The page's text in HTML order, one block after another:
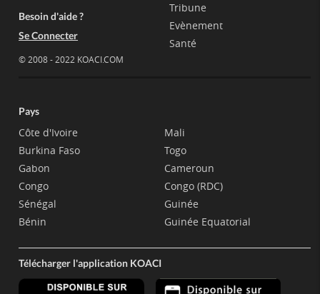
Besoin d'aide ?
Se Connecter
© 2008 - 2022 KOACI.COM
Tribune
Evènement
Santé
Pays
Côte d'Ivoire
Burkina Faso
Gabon
Congo
Sénégal
Bénin
Mali
Togo
Cameroun
Congo (RDC)
Guinée
Guinée Equatorial
Télécharger l'application KOACI